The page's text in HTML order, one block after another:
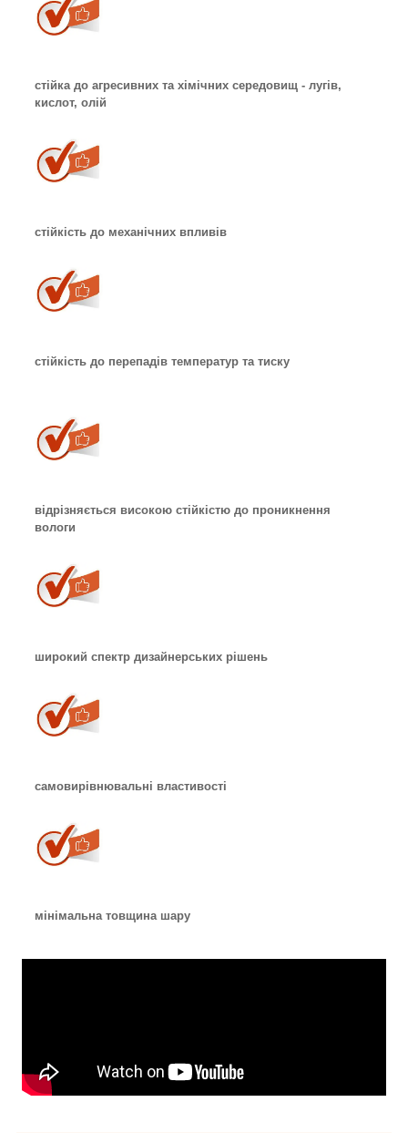
стійка до агресивних та хімічних середовищ - лугів,
кислот, олій
стійкість до механічних впливів
стійкість до перепадів температур та тиску
відрізняється високою стійкістю до проникнення
вологи
широкий спектр дизайнерських рішень
самовирівнювальні властивості
мінімальна товщина шару